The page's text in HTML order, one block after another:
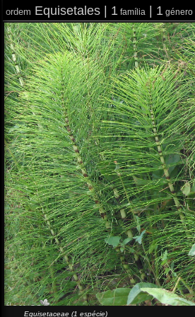
ordem Equisetales | 1 família | 1 género
Equisetaceae (1 espécie)